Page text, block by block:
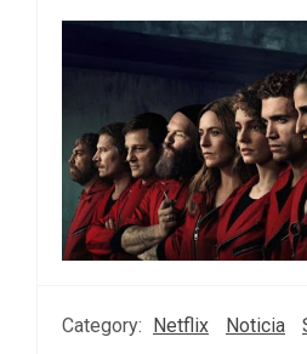
Category: Netflix Noticia